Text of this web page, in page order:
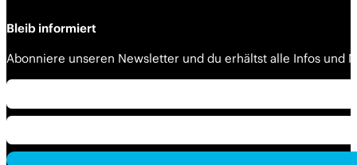
Bleib informiert
Abonniere unseren Newsletter und du erhältst alle Infos und